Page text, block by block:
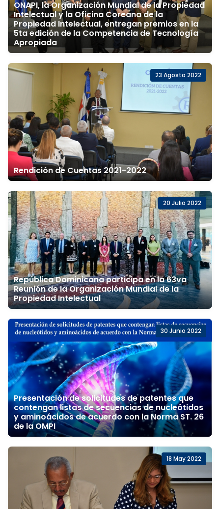
ONAPI, la Organización Mundial de la Propiedad
Intelectual y la Oficina Coreana de la
Propiedad Intelectual, entregan premios en la
5ta edición de la Competencia de Tecnología
Apropiada
23 Agosto 2022
Rendición de Cuentas 2021-2022
20 Julio 2022
República Dominicana participa en la 63va
Reunión de la Organización Mundial de la
Propiedad Intelectual
30 Junio 2022
Presentación de solicitudes de patentes que
contengan listas de secuencias de nucleótidos
y aminoácidos de acuerdo con la Norma ST. 26
de la OMPI
18 May 2022